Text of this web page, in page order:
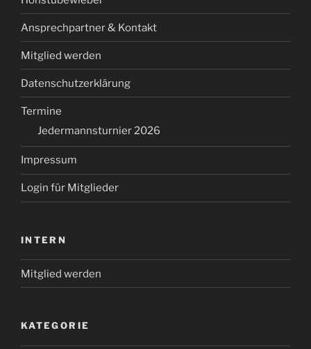
Ansprechpartner & Kontakt
Mitglied werden
Datenschutzerklärung
Termine
Jedermannsturnier 2026
Impressum
Login für Mitglieder
INTERN
Mitglied werden
KATEGORIE